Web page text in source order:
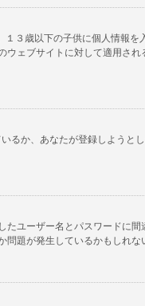
３歳以下の子供に個人情報
ェブサイトに対して適用さ
るか、あなたが登録しよう
ユーザー名とパスワードに
題が発生しているかもしれ